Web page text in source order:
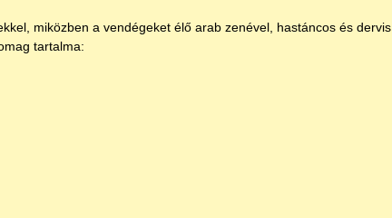
miközben a vendégeket élő arab zenével, hastáncos és dervis
tartalma: